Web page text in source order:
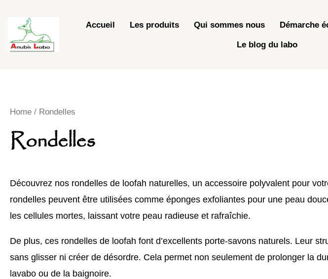
content
Accueil Les produits Qui sommes nous Démarche
Le blog du labo
Home / Rondelles
Rondelles
Découvrez nos rondelles de loofah naturelles, un accessoire polyvalent pour
rondelles peuvent être utilisées comme éponges exfoliantes pour une peau
les cellules mortes, laissant votre peau radieuse et rafraîchie.
De plus, ces rondelles de loofah font d’excellents porte-savons naturels. Leur
sans glisser ni créer de désordre. Cela permet non seulement de prolonger la
lavabo ou de la baignoire.